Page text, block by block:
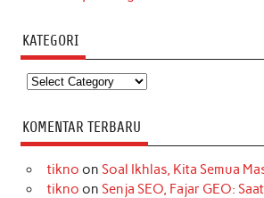
KATEGORI
Kategori
KOMENTAR TERBARU
tikno on Soal Ikhlas, Kita Semua
tikno on Senja SEO, Fajar GEO: